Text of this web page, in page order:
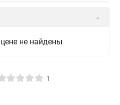
не найдены
1